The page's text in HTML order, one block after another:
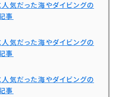
気だった海やダイビングの
事
気だった海やダイビングの
事
気だった海やダイビングの
事